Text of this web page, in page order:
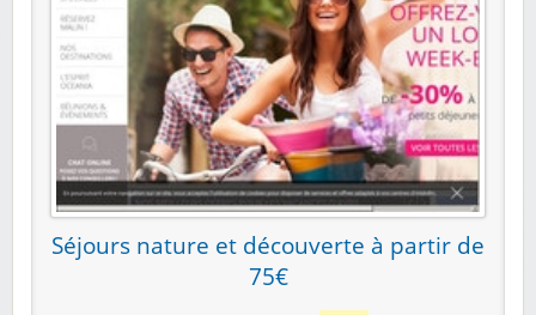
Séjours nature et découverte à partir de
75€